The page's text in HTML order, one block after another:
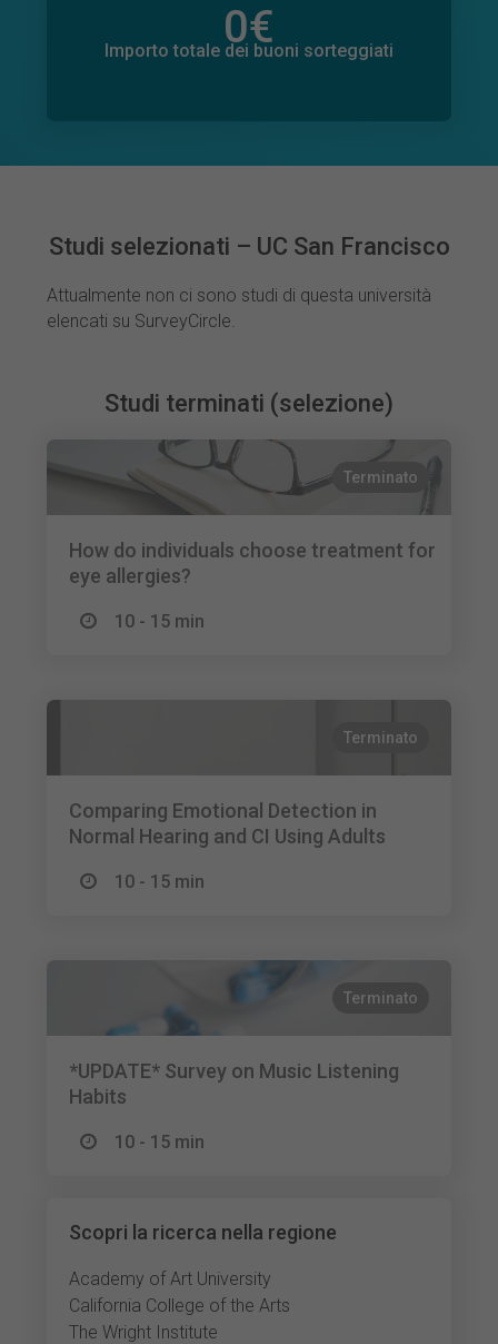
0€
Importo totale dei buoni sorteggiati
0€
Importo totale delle donazioni promesse
Studi selezionati – UC San Francisco
Attualmente non ci sono studi di questa università
elencati su SurveyCircle.
Studi terminati (selezione)
Terminato
How do individuals choose treatment for
eye allergies?
10 - 15 min
Terminato
Comparing Emotional Detection in
Normal Hearing and CI Using Adults
10 - 15 min
Terminato
*UPDATE* Survey on Music Listening
Habits
10 - 15 min
Scopri la ricerca nella regione
Academy of Art University
California College of the Arts
The Wright Institute